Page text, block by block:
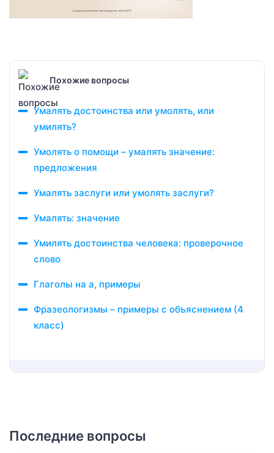
Похожие вопросы
Умалять достоинства или умолять, или
умилять?
Умолять о помощи – умалять значение:
предложения
Умалять заслуги или умолять заслуги?
Умалять: значение
Умилять достоинства человека: проверочное
слово
Глаголы на а, примеры
Фразеологизмы – примеры с объяснением (4
класс)
Последние вопросы